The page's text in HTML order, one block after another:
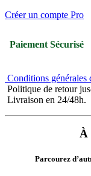
Créer un compte Pro
Paiement Sécurisé
Conditions générales
Politique de retour
Livraison en 24/48h.
À
Parcourez